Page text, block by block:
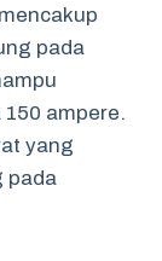
pada
ampere.
yang
pada